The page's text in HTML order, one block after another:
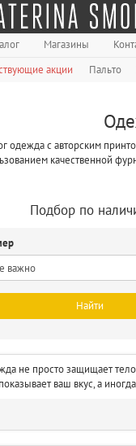
Магазины
акции
Пальто
одежда с авторским
качественной
Подбор по
не просто защищает
ваш вкус, а